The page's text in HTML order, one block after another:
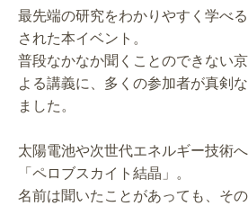
最先端の研究をわかりやすく学べ
された本イベント。
普段なかなか聞くことのできない
よる講義に、多くの参加者が真剣
ました。
太陽電池や次世代エネルギー技術
「ペロブスカイト結晶」。
名前は聞いたことがあっても、そ